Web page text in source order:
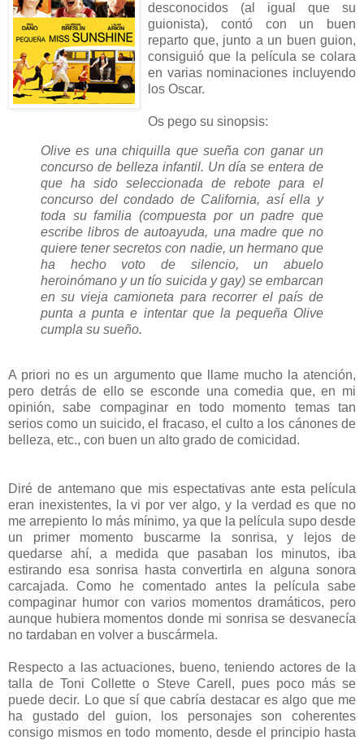
desconocidos (al igual que su
guionista), contó con un buen
reparto que, junto a un buen guion,
consiguió que la película se colara
en varias nominaciones incluyendo
los Oscar.
Os pego su sinopsis:
Olive es una chiquilla que sueña con ganar un
concurso de belleza infantil. Un día se entera de
que ha sido seleccionada de rebote para el
concurso del condado de California, así ella y
toda su familia (compuesta por un padre que
escribe libros de autoayuda, una madre que no
quiere tener secretos con nadie, un hermano que
ha hecho voto de silencio, un abuelo
heroinómano y un tío suicida y gay) se embarcan
en su vieja camioneta para recorrer el país de
punta a punta e intentar que la pequeña Olive
cumpla su sueño.
A priori no es un argumento que llame mucho la atención,
pero detrás de ello se esconde una comedia que, en mi
opinión, sabe compaginar en todo momento temas tan
serios como un suicido, el fracaso, el culto a los cánones de
belleza, etc., con buen un alto grado de comicidad.
Diré de antemano que mis espectativas ante esta película
eran inexistentes, la vi por ver algo, y la verdad es que no
me arrepiento lo más mínimo, ya que la película supo desde
un primer momento buscarme la sonrisa, y lejos de
quedarse ahí, a medida que pasaban los minutos, iba
estirando esa sonrisa hasta convertirla en alguna sonora
carcajada. Como he comentado antes la película sabe
compaginar humor con varios momentos dramáticos, pero
aunque hubiera momentos donde mi sonrisa se desvanecía
no tardaban en volver a buscármela.
Respecto a las actuaciones, bueno, teniendo actores de la
talla de Toni Collette o Steve Carell, pues poco más se
puede decir. Lo que sí que cabría destacar es algo que me
ha gustado del guion, los personajes son coherentes
consigo mismos en todo momento, desde el principio hasta